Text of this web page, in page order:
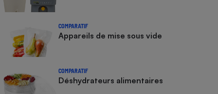
COMPARATIF
Appareils de mise sous vide
COMPARATIF
Déshydrateurs alimentaires